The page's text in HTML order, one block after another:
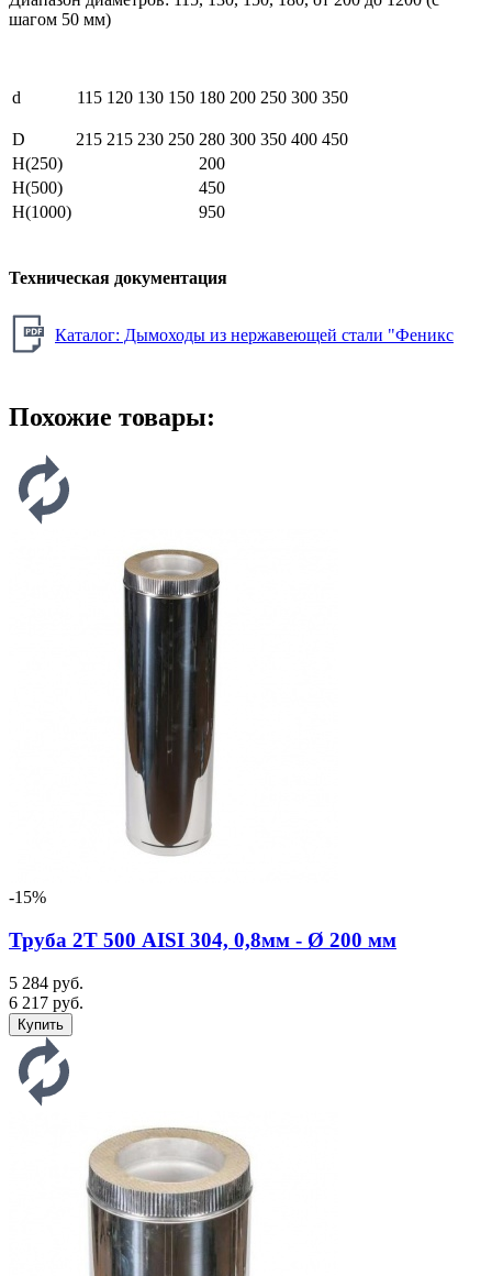
шагом 50 мм)
d 115 120 130 150 180 200 250 300 350
D 215 215 230 250 280 300 350 400 450
H(250)
200
H(500)
450
H(1000)
950
Техническая документация
Каталог: Дымоходы из нержавеющей стали "Феникс
Похожие товары:
-15%
Труба 2Т 500 AISI 304, 0,8мм - Ø 200 мм
5 284 руб.
6 217 руб.